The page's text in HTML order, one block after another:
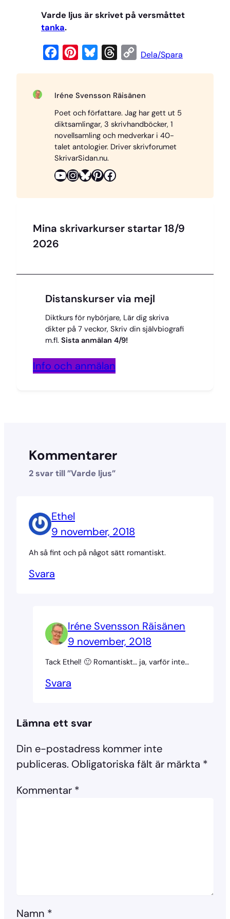
Varde ljus är skrivet på versmåttet
tanka.
e
b
o
o
k
t
e
r
e
s
t
e
s
k
y
e
a
d
s
C
y
L
i
n
Dela/Spara
Iréne Svensson Räisänen
Poet och författare. Jag har gett ut 5
diktsamlingar, 3 skrivhandböcker, 1
novellsamling och medverkar i 40-
talet antologier. Driver skrivforumet
SkrivarSidan.nu.
YouTube InstagramBluesky Pinterest Facebook
Mina skrivarkurser startar 18/9
2026
Distanskurser via mejl
Diktkurs för nybörjare, Lär dig skriva
dikter på 7 veckor, Skriv din självbiografi
m.fl. Sista anmälan 4/9!
Info och anmälan
Kommentarer
2 svar till ”Varde ljus”
Ethel
9 november, 2018
Ah så fint och på något sätt romantiskt.
Svara
Iréne Svensson Räisänen
9 november, 2018
Tack Ethel! 🙂 Romantiskt… ja, varför inte…
Svara
Lämna ett svar
Din e-postadress kommer inte
publiceras. Obligatoriska fält är märkta *
Kommentar *
Namn *